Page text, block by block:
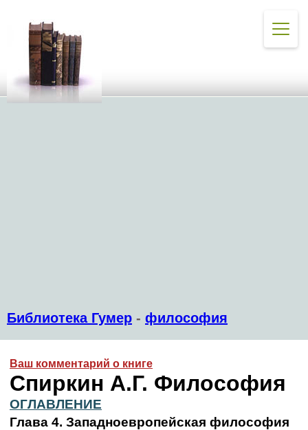
Библиотека Гумер - философия
Ваш комментарий о книге
Спиркин А.Г. Философия
ОГЛАВЛЕНИЕ
Глава 4. Западноевропейская философия